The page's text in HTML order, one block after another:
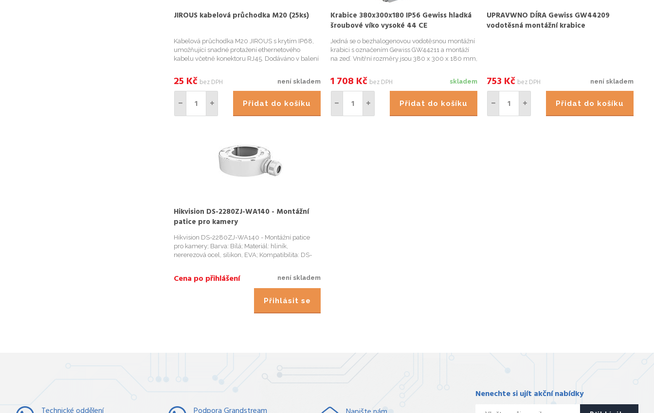
JIROUS kabelová průchodka M20 (25ks)
Kabelová průchodka M20 JIROUS s krytím IP68,
umožňující snadné protažení ethernetového
kabelu včetně konektoru RJ45. Dodáváno v balení
GentleBOXům; • kvalitní sevření kabelu; • výborná
povětrnostní odolnost...
není skladem
25 Kč bez DPH
Přidat do košíku
Krabice 380x300x180 IP56 Gewiss hladká
šroubové víko vysoké 44 CE
Jedná se o bezhalogenovou vodotěsnou montážní
krabici s označením Gewiss GW44211 a montáží
na zeď. Vnitřní rozměry jsou 380 x 300 x 180 mm,
skladem
1 708 Kč bez DPH
Přidat do košíku
UPRAVWNO DÍRA Gewiss GW44209
vodotěsná montážní krabice
není skladem
753 Kč bez DPH
Přidat do košíku
Hikvision DS-2280ZJ-WA140 - Montážní
patice pro kamery
Hikvision DS-2280ZJ-WA140 - Montážní patice
pro kamery; Barva: Bílá; Materiál: hliník,
nererezová ocel, silikon, EVA; Kompatibilita: DS-
není skladem
Cena po přihlášení
Přihlásit se
Nenechte si ujít akční nabídky